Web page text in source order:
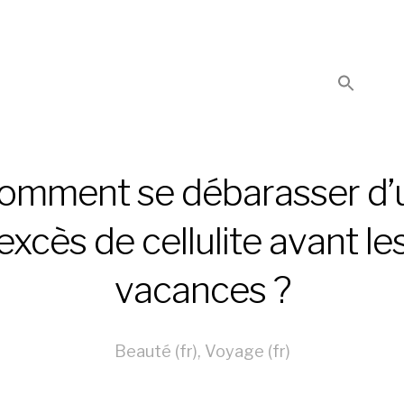
se débarasser
de cellulite avant
vacances ?
Beauté (fr), Voyage (fr)